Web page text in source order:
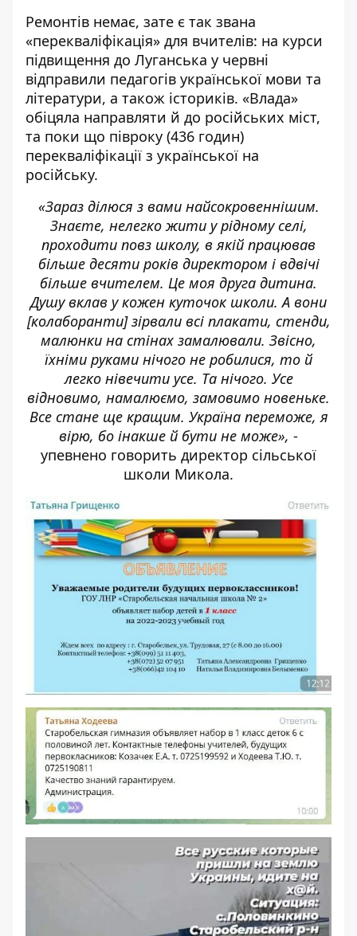
Ремонтів немає, зате є так звана
«перекваліфікація» для вчителів: на курси
підвищення до Луганська у червні
відправили педагогів української мови та
літератури, а також істориків. «Влада»
обіцяла направляти й до російських міст,
та поки що півроку (436 годин)
перекваліфікації з української на
російську.
«Зараз ділюся з вами найсокровеннішим.
Знаєте, нелегко жити у рідному селі,
проходити повз школу, в якій працював
більше десяти років директором і вдвічі
більше вчителем. Це моя друга дитина.
Душу вклав у кожен куточок школи. А вони
[колаборанти]зірвали всі плакати, стенди,
малюнки на стінах замалювали. Звісно,
їхніми руками нічого не робилися, то й
легко нівечити усе. Та нічого. Усе
відновимо, намалюємо, замовимо новеньке.
Все стане ще кращим. Україна переможе, я
вірю, бо інакше й бути не може», -
упевнено говорить директор сільської
школи Микола.